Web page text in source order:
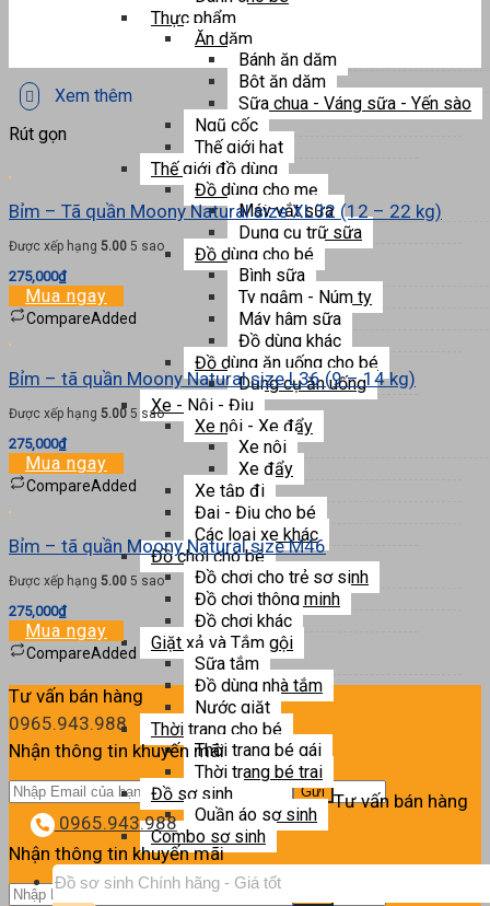
Thực phẩm
Ăn dặm
Bánh ăn dặm
Bột ăn dặm
Sữa chua - Váng sữa - Yến sào
Ngũ cốc
Thế giới hạt
Thế giới đồ dùng
Đồ dùng cho mẹ
Máy vắt sữa
Dụng cụ trữ sữa
Đồ dùng cho bé
Bình sữa
Ty ngậm - Núm ty
Máy hâm sữa
Đồ dùng khác
Đồ dùng ăn uống cho bé
Dụng cụ ăn uống
Xe - Nôi - Địu
Xe nôi - Xe đẩy
Xe nôi
Xe đẩy
Xe tập đi
Đai - Địu cho bé
Các loại xe khác
Đồ chơi cho bé
Đồ chơi cho trẻ sơ sinh
Đồ chơi thông minh
Đồ chơi khác
Giặt xả và Tắm gội
Sữa tắm
Đồ dùng nhà tắm
Nước giặt
Thời trang cho bé
Thời trang bé gái
Thời trang bé trai
Đồ sơ sinh
Quần áo sơ sinh
Combo sơ sinh
Tìm
kiếm:
Xem thêm
Rút gọn
Bỉm – Tã quần Moony Natural size XL32 (12 – 22 kg)
Được xếp hạng 5.00 5 sao
275,000₫
Mua ngay
CompareAdded
Bỉm – tã quần Moony Natural size L36 (9 – 14 kg)
Được xếp hạng 5.00 5 sao
275,000₫
Mua ngay
CompareAdded
Bỉm – tã quần Moony Natural size M46
Được xếp hạng 5.00 5 sao
275,000₫
Mua ngay
CompareAdded
Tư vấn bán hàng
0965.943.988
Nhận thông tin khuyến mãi
Tư vấn bán hàng
0965.943.988
Nhận thông tin khuyến mãi